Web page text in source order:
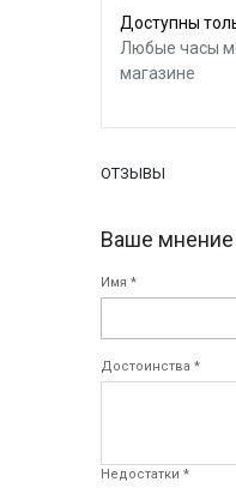
Доступны
Любые часы
магазине
ОТЗЫВЫ
Ваше
Имя *
Достоинства *
Недостатки *